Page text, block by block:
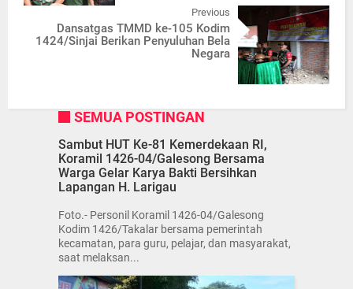
Previous
Dansatgas TMMD ke-105 Kodim
1424/Sinjai Berikan Penyuluhan Bela
Negara
SEMUA POSTINGAN
Sambut HUT Ke-81 Kemerdekaan RI,
Koramil 1426-04/Galesong Bersama
Warga Gelar Karya Bakti Bersihkan
Lapangan H. Larigau
Foto.- Personil Koramil 1426-04/Galesong
Kodim 1426/Takalar bersama pemerintah
kecamatan, para guru, pelajar, dan masyarakat,
saat melaksan...